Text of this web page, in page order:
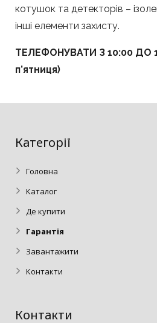
котушок та детекторів –
інші елементи захисту.
ТЕЛЕФОНУВАТИ З 10:00 ДО
п’ятниця)
Категорії
Головна
Каталог
Де купити
Гарантія
Завантажити
Контакти
Контакти